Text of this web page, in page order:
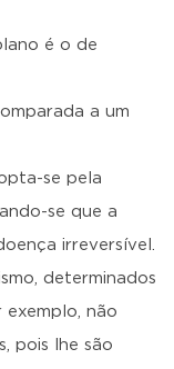
é o de
a um
se pela
se que a
irreversível.
determinados
não
pois lhe são